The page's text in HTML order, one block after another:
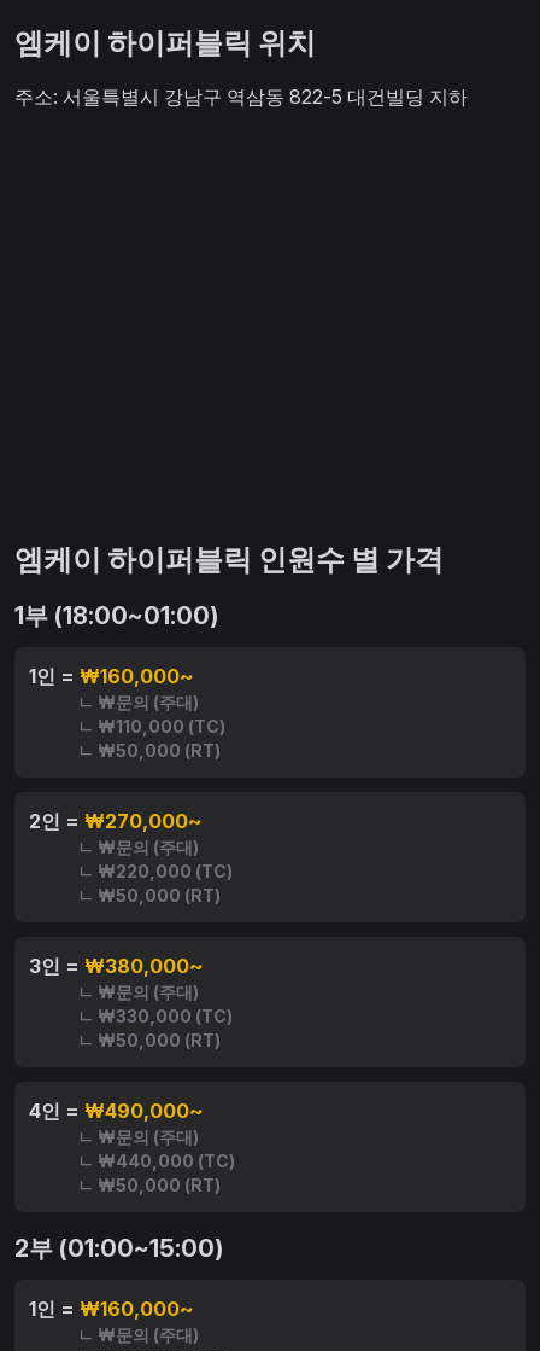
엠케이 하이퍼블릭 위치
주소: 서울특별시 강남구 역삼동 822-5 대건빌딩 지하
엠케이 하이퍼블릭 인원수 별 가격
1부 (18:00~01:00)
1인 = ₩160,000~
ㄴ ₩문의 (주대)
ㄴ ₩110,000 (TC)
ㄴ ₩50,000 (RT)
2인 = ₩270,000~
ㄴ ₩문의 (주대)
ㄴ ₩220,000 (TC)
ㄴ ₩50,000 (RT)
3인 = ₩380,000~
ㄴ ₩문의 (주대)
ㄴ ₩330,000 (TC)
ㄴ ₩50,000 (RT)
4인 = ₩490,000~
ㄴ ₩문의 (주대)
ㄴ ₩440,000 (TC)
ㄴ ₩50,000 (RT)
2부 (01:00~15:00)
1인 = ₩160,000~
ㄴ ₩문의 (주대)